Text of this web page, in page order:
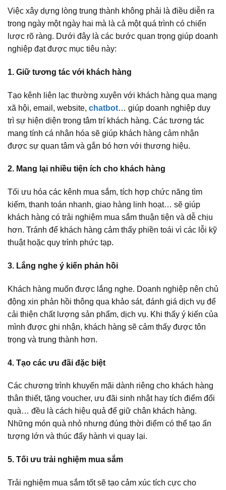
Việc xây dựng lòng trung thành không phải là điều diễn ra
trong ngày một ngày hai mà là cả một quá trình có chiến
lược rõ ràng. Dưới đây là các bước quan trọng giúp doanh
nghiệp đạt được mục tiêu này:
1. Giữ tương tác với khách hàng
Tạo kênh liên lạc thường xuyên với khách hàng qua mạng
xã hội, email, website, chatbot… giúp doanh nghiệp duy
trì sự hiện diện trong tâm trí khách hàng. Các tương tác
mang tính cá nhân hóa sẽ giúp khách hàng cảm nhận
được sự quan tâm và gắn bó hơn với thương hiệu.
2. Mang lại nhiều tiện ích cho khách hàng
Tối ưu hóa các kênh mua sắm, tích hợp chức năng tìm
kiếm, thanh toán nhanh, giao hàng linh hoạt… sẽ giúp
khách hàng có trải nghiệm mua sắm thuận tiện và dễ chịu
hơn. Tránh để khách hàng cảm thấy phiền toái vì các lỗi kỹ
thuật hoặc quy trình phức tạp.
3. Lắng nghe ý kiến phản hồi
Khách hàng muốn được lắng nghe. Doanh nghiệp nên chủ
động xin phản hồi thông qua khảo sát, đánh giá dịch vụ để
cải thiện chất lượng sản phẩm, dịch vụ. Khi thấy ý kiến của
mình được ghi nhận, khách hàng sẽ cảm thấy được tôn
trọng và trung thành hơn.
4. Tạo các ưu đãi đặc biệt
Các chương trình khuyến mãi dành riêng cho khách hàng
thân thiết, tặng voucher, ưu đãi sinh nhật hay tích điểm đổi
quà… đều là cách hiệu quả để giữ chân khách hàng.
Những món quà nhỏ nhưng đúng thời điểm có thể tạo ấn
tượng lớn và thúc đẩy hành vi quay lại.
5. Tối ưu trải nghiệm mua sắm
Trải nghiệm mua sắm tốt sẽ tạo cảm xúc tích cực cho